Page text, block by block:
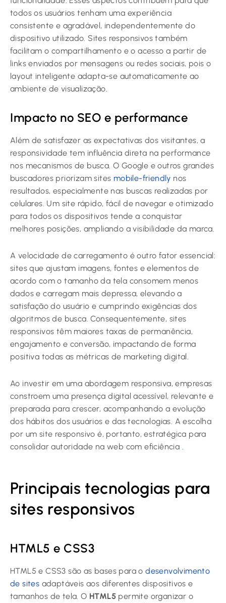
todos os usuários tenham uma experiência
consistente e agradável, independentemente do
dispositivo utilizado. Sites responsivos também
facilitam o compartilhamento e o acesso a partir de
links enviados por mensagens ou redes sociais, pois o
layout inteligente adapta-se automaticamente ao
ambiente de visualização.
Impacto no SEO e performance
Além de satisfazer as expectativas dos visitantes, a
responsividade tem influência direta na performance
nos mecanismos de busca. O Google e outros grandes
buscadores priorizam sites mobile-friendly nos
resultados, especialmente nas buscas realizadas por
celulares. Um site rápido, fácil de navegar e otimizado
para todos os dispositivos tende a conquistar
melhores posições, ampliando a visibilidade da marca.
A velocidade de carregamento é outro fator essencial:
sites que ajustam imagens, fontes e elementos de
acordo com o tamanho da tela consomem menos
dados e carregam mais depressa, elevando a
satisfação do usuário e cumprindo exigências dos
algoritmos de busca. Consequentemente, sites
responsivos têm maiores taxas de permanência,
engajamento e conversão, impactando de forma
positiva todas as métricas de marketing digital.
Ao investir em uma abordagem responsiva, empresas
constroem uma presença digital acessível, relevante e
preparada para crescer, acompanhando a evolução
dos hábitos dos usuários e das tecnologias. A escolha
por um site responsivo é, portanto, estratégica para
consolidar autoridade na web com eficiência
Principais tecnologias para
sites responsivos
HTML5 e CSS3
HTML5 e CSS3 são as bases para odesenvolvimento
de sites adaptáveis aos diferentes dispositivos e
tamanhos de tela. O HTML5 permite organizar o